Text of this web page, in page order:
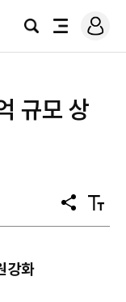
검
전
로
그
규모 상
공
유
텍
스
강화